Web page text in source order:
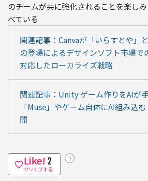
のチームが共に強化されることを楽し
べている
関連記事：Canvaが「いらすとや」
の登場によるデザインソフト市場で
対応したローカライズ戦略
関連記事：Unity ゲーム作りをAIが
「Muse」やゲーム自体にAI組み込
開
Like! 2
クリップする
？